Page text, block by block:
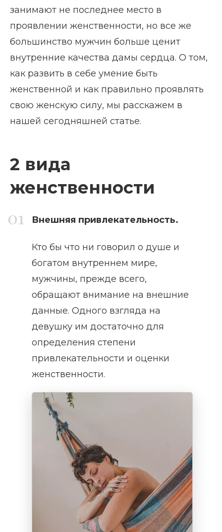
занимают не последнее место в
проявлении женственности, но все же
большинство мужчин больше ценит
внутренние качества дамы сердца. О том,
как развить в себе умение быть
женственной и как правильно проявлять
свою женскую силу, мы расскажем в
нашей сегодняшней статье.
2 вида
женственности
Внешняя привлекательность.
Кто бы что ни говорил о душе и
богатом внутреннем мире,
мужчины, прежде всего,
обращают внимание на внешние
данные. Одного взгляда на
девушку им достаточно для
определения степени
привлекательности и оценки
женственности.